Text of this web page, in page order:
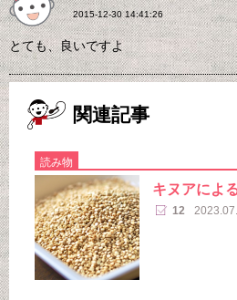
2015-12-30 14:41:26
とても、良いですよ
関連記事
読み物
キヌアによ
12